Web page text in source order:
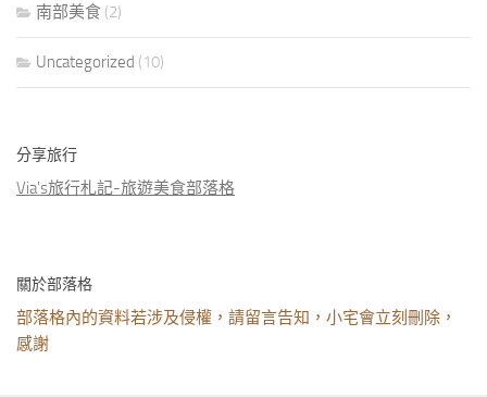
南部美食 (2)
Uncategorized (10)
分享旅行
Via's旅行札記-旅遊美食部落格
關於部落格
部落格內的資料若涉及侵權，請留言告知，小宅會立刻刪除，
感謝